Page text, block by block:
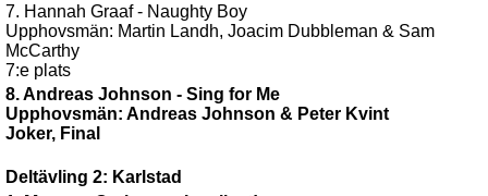
7. Hannah Graaf - Naughty Boy
Upphovsmän: Martin Landh, Joacim Dubbleman & Sam
McCarthy
7:e plats
8. Andreas Johnson - Sing for Me
Upphovsmän: Andreas Johnson & Peter Kvint
Joker, Final
Deltävling 2: Karlstad